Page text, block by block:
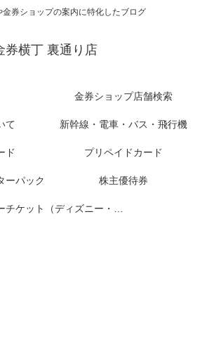
金券ショップの案内に特化したブログ
券横丁 裏通り店
金券ショップ店舗検索
て 新幹線・電車・バス・飛行機
ド プリペイドカード
ーパック 株主優待券
レジャーチケット（ディズニー・USJ他）